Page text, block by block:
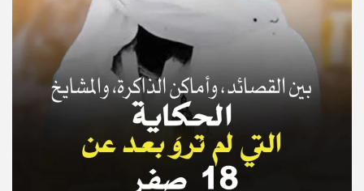
© Copyright 2025, APS